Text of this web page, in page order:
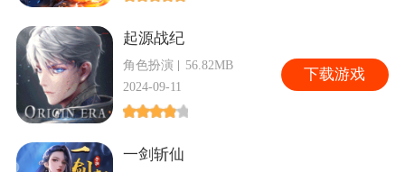
起源战纪
角色扮演
56.82MB
2024-09-11
下载游戏
一剑斩仙